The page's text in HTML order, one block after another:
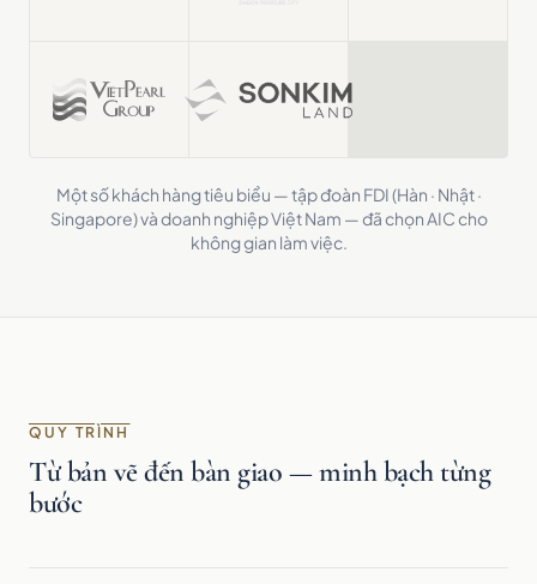
Một số khách hàng tiêu biểu — tập đoàn FDI (Hàn · Nhật ·
Singapore) và doanh nghiệp Việt Nam — đã chọn AIC cho
không gian làm việc.
QUY TRÌNH
Từ bản vẽ đến bàn giao — minh bạch từng
bước